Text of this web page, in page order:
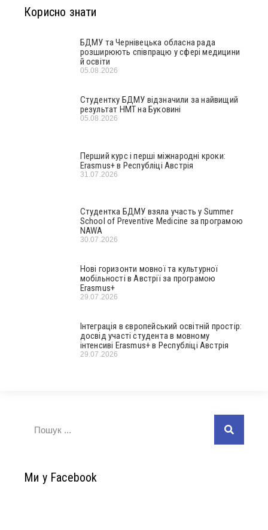
Корисно знати
БДМУ та Чернівецька обласна рада
розширюють співпрацю у сфері медицини
й освіти
05.08.2026
Студентку БДМУ відзначили за найвищий
результат НМТ на Буковині
05.08.2026
Перший курс і перші міжнародні кроки:
Erasmus+ в Республіці Австрія
31.07.2026
Студентка БДМУ взяла участь у Summer
School of Preventive Medicine за програмою
NAWA
30.07.2026
Нові горизонти мовної та культурної
мобільності в Австрії за програмою
Erasmus+
29.07.2026
Інтеграція в європейський освітній простір:
досвід участі студента в мовному
інтенсиві Erasmus+ в Республіці Австрія
29.07.2026
Ми у Facebook